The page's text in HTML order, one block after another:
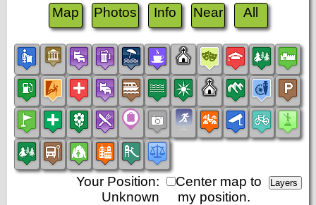
Map Photos Info Near All
Center map to
my position.
Your Position:
Unknown